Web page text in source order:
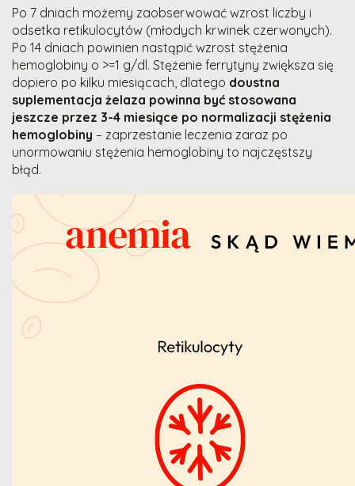
Po 7 dniach możemy zaobserwować wzrost liczby i
odsetka retikulocytów (młodych krwinek czerwonych).
Po 14 dniach powinien nastąpić wzrost stężenia
hemoglobiny o >=1 g/dl. Stężenie ferrytyny zwiększa się
dopiero po kilku miesiącach, dlatego doustna
suplementacja żelaza powinna być stosowana
jeszcze przez 3-4 miesiące po normalizacji stężenia
hemoglobiny – zaprzestanie leczenia zaraz po
unormowaniu stężenia hemoglobiny to najczęstszy
błąd.